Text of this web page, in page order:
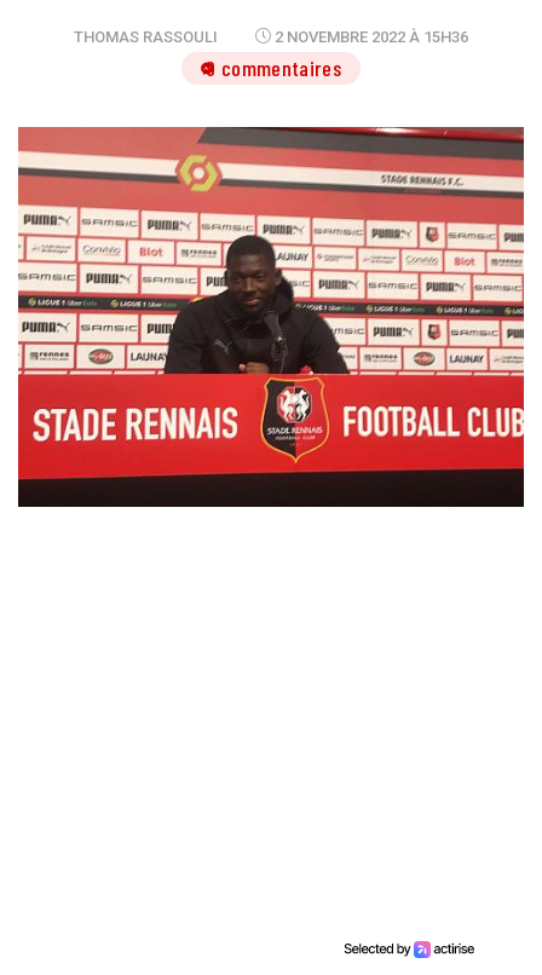
THOMAS RASSOULI 2 NOVEMBRE 2022 À 15H36
9 commentaires